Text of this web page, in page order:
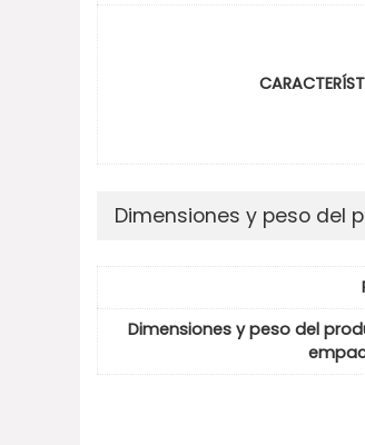
Dimensiones y peso del
Dimensiones y peso del